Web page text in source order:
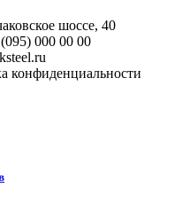
шоссе, 40
000 00 00
конфиденциальности